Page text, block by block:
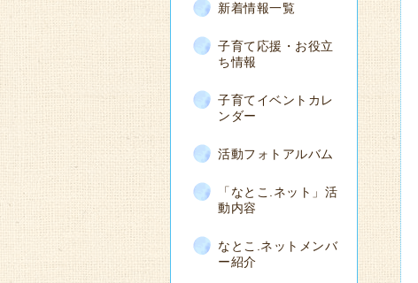
新着情報一覧
子育て応援・お役立
ち情報
子育てイベントカレ
ンダー
活動フォトアルバム
「なとこ.ネット」活
動内容
なとこ.ネットメンバ
ー紹介